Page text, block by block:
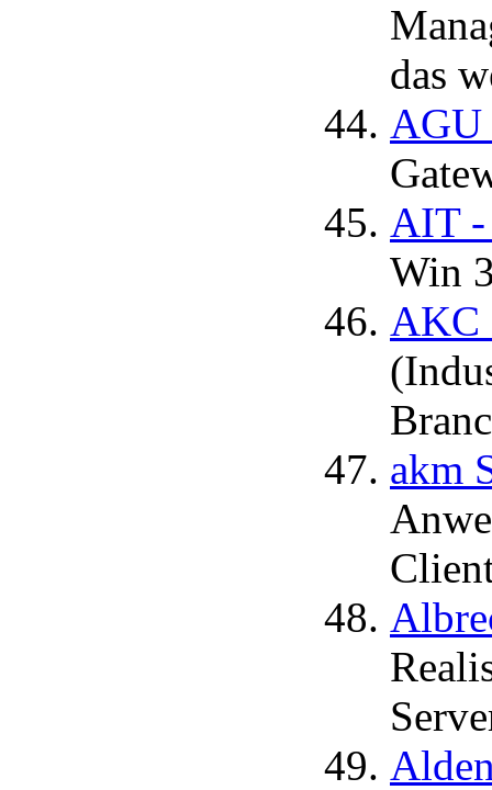
das
AGU
AIT -
Win
AKC
akm